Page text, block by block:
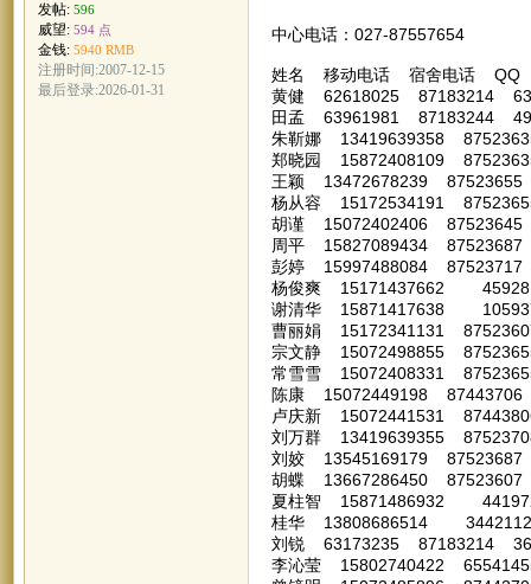
发帖: 596
威望: 594 点
金钱: 5940 RMB
注册时间:2007-12-15
最后登录:2026-01-31
中心电话：027-87557654
姓名 移动电话 宿舍电话
黄健 62618025 87183214
田孟 63961981 87183244
朱靳娜 13419639358
郑晓园 15872408109
王颖 13472678239
杨从容 15172534191
胡谨 15072402406
周平 15827089434
彭婷 15997488084
杨俊爽 15171437662
谢清华 15871417638
曹丽娟 15172341131
宗文静 15072498855
常雪雪 15072408331
陈康 15072449198
卢庆新 15072441531
刘万群 13419639355
刘姣 13545169179
胡蝶 13667286450
夏柱智 15871486932
桂华 13808686514
刘锐 63173235 87183214
李沁莹 15802740422